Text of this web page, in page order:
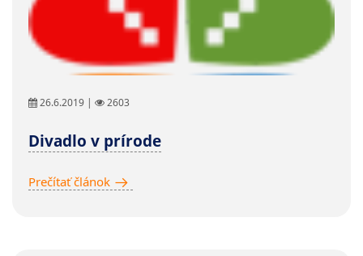
26.6.2019 | 2603
Divadlo v prírode
Prečítať článok